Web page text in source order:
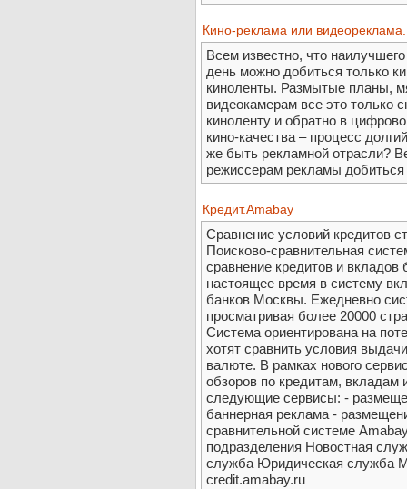
Кино-реклама или
Всем известно, что
день можно добиться только
киноленты. Размытые планы,
видеокамерам все это только
киноленту и обратно в
кино-качества – процесс
же быть рекламной отрасли?
режиссерам рекламы
Кредит.Amabay
Сравнение условий кредитов
Поисково-сравнительная
сравнение кредитов и
настоящее время в систему
банков Москвы. Ежедневно
просматривая более 20000
Система ориентирована на
хотят сравнить условия
валюте. В рамках нового
обзоров по кредитам, вкладам
следующие сервисы: -
баннерная реклама -
сравнительной системе
подразделения Новостная
служба Юридическая служба
credit.amabay.ru